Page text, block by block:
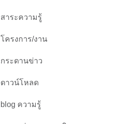
สาระความรู้
โครงการ/งาน
กระดานข่าว
ดาวน์โหลด
blog ความรู้